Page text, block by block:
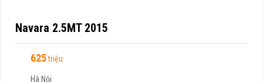
Navara 2.5MT 2015
625triệu
Hà Nội